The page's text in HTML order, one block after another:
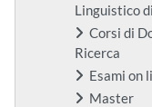
Linguistico
Corsi di
Ricerca
Esami on
Master